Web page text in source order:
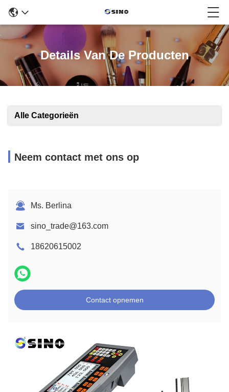
Details Van De Producten
Alle Categorieën
Neem contact met ons op
Ms. Berlina
sino_trade@163.com
18620615002
Contact opnemen